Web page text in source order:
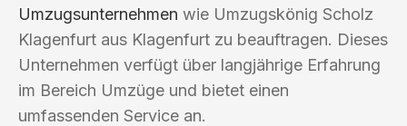
Umzugsunternehmen wie Umzugskönig Scholz
Klagenfurt aus Klagenfurt zu beauftragen. Dieses
Unternehmen verfügt über langjährige Erfahrung
im Bereich Umzüge und bietet einen
umfassenden Service an.